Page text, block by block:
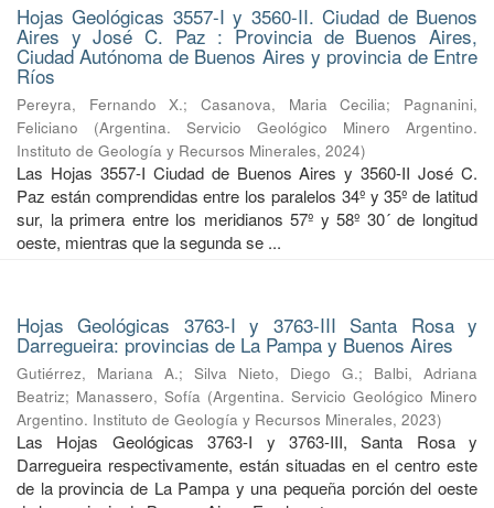
Hojas Geológicas 3557-I y 3560-II. Ciudad de Buenos
Aires y José C. Paz : Provincia de Buenos Aires,
Ciudad Autónoma de Buenos Aires y provincia de Entre
Ríos
Pereyra, Fernando X.;Casanova, Maria Cecilia; Pagnanini,
Feliciano
(Argentina. Servicio Geológico Minero Argentino.
Instituto de Geología y Recursos Minerales, 2024)
Las Hojas 3557-I Ciudad de Buenos Aires y 3560-II José C.
Paz están comprendidas entre los paralelos 34º y 35º de latitud
sur, la primera entre los meridianos 57º y 58º 30´ de longitud
oeste, mientras que la segunda se ...
Hojas Geológicas 3763-I y 3763-III Santa Rosa y
Darregueira: provincias de La Pampa y Buenos Aires
Gutiérrez, Mariana A.; Silva Nieto, Diego G.; Balbi, Adriana
Beatriz; Manassero, Sofía (Argentina. Servicio Geológico Minero
Argentino. Instituto de Geología y Recursos Minerales, 2023)
Las Hojas Geológicas 3763-I y 3763-III, Santa Rosa y
Darregueira respectivamente, están situadas en el centro este
de la provincia de La Pampa y una pequeña porción del oeste